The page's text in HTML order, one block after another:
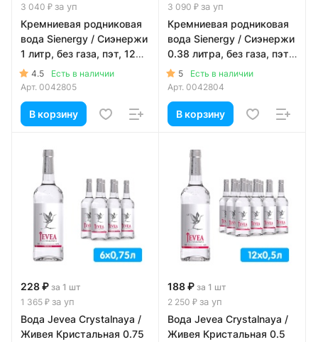
3 040 ₽ за уп
Кремниевая родниковая
вода Sienergy / Сиэнержи
1 литр, без газа, пэт, 12
шт. в уп.
4.5
Есть в наличии
Арт. 0042805
В корзину
3 090 ₽ за уп
Кремниевая родниковая
вода Sienergy / Сиэнержи
0.38 литра, без газа, пэт,
24 шт. в уп.
5
Есть в наличии
Арт. 0042804
В корзину
228 ₽ за 1 шт
1 365 ₽ за уп
Вода Jevea Crystalnaya /
Живея Кристальная 0.75
188 ₽ за 1 шт
2 250 ₽ за уп
Вода Jevea Crystalnaya /
Живея Кристальная 0.5